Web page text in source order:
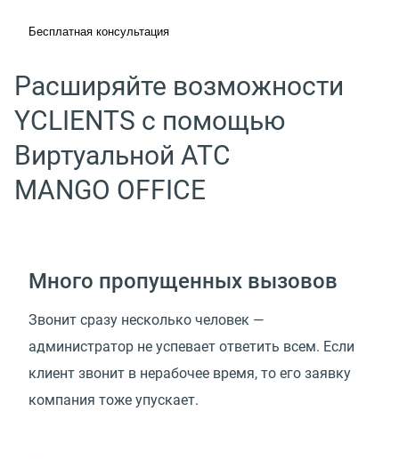
Бесплатная консультация
Расширяйте возможности
YCLIENTS с помощью
Виртуальной АТС
MANGO OFFICE
Много пропущенных вызовов
Звонит сразу несколько человек —
администратор не успевает ответить всем. Если
клиент звонит в нерабочее время, то его заявку
компания тоже упускает.